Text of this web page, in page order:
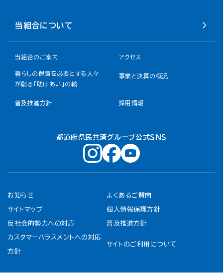
当組合について
当組合のご案内 アクセス
暮らしの保障を必要とする人々
が創る「助けあい」の輪
事業と決算の概況
普及推進方針 採用情報
都道府県民共済グループ公式ＳＮＳ
お知らせ よくあるご質問
サイトマップ 個人情報保護方針
反社会的勢力への対応 普及推進方針
カスタマーハラスメントへの対応
方針
サイトのご利用について